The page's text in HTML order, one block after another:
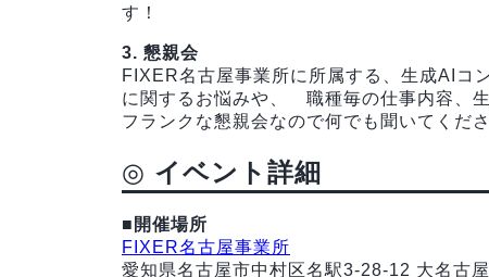
す！
3. 懇親会
FIXER名古屋事業所に所属する、生成AIコ
に関するお悩みや、 職種毎の仕事内容、
フランクな懇親会なので何でも聞いてくださ
◎ イベント詳細
■開催場所
FIXER名古屋事業所
愛知県名古屋市中村区名駅3-28-12 大名古